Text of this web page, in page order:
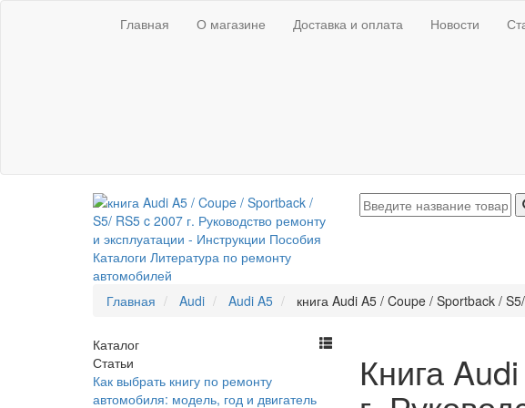
Главная О магазине Доставка и оплата Новости
Главная Audi Audi A5 книга Audi A5 / Coupe / Sportback /
Каталог
Статьи
Как выбрать книгу по ремонту
автомобиля: модель, год и двигатель
Книга